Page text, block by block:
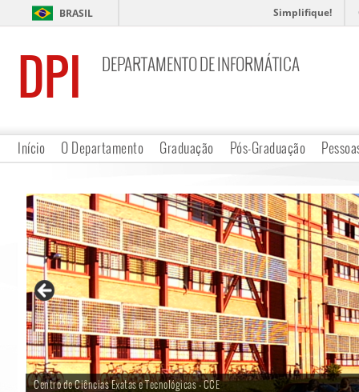
BRASIL Simplifique!
DPI DEPARTAMENTO DE INFORMÁTICA
Início O Departamento Graduação Pós-Graduação
Centro de Ciências Exatas e Tecnológicas - CCE